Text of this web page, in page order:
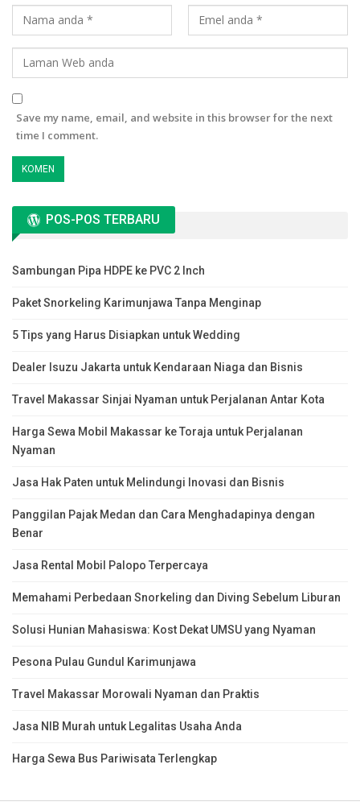
Save my name, email, and website in this browser for the next
time I comment.
POS-POS TERBARU
Sambungan Pipa HDPE ke PVC 2 Inch
Paket Snorkeling Karimunjawa Tanpa Menginap
5 Tips yang Harus Disiapkan untuk Wedding
Dealer Isuzu Jakarta untuk Kendaraan Niaga dan Bisnis
Travel Makassar Sinjai Nyaman untuk Perjalanan Antar Kota
Harga Sewa Mobil Makassar ke Toraja untuk Perjalanan
Nyaman
Jasa Hak Paten untuk Melindungi Inovasi dan Bisnis
Panggilan Pajak Medan dan Cara Menghadapinya dengan
Benar
Jasa Rental Mobil Palopo Terpercaya
Memahami Perbedaan Snorkeling dan Diving Sebelum Liburan
Solusi Hunian Mahasiswa: Kost Dekat UMSU yang Nyaman
Pesona Pulau Gundul Karimunjawa
Travel Makassar Morowali Nyaman dan Praktis
Jasa NIB Murah untuk Legalitas Usaha Anda
Harga Sewa Bus Pariwisata Terlengkap